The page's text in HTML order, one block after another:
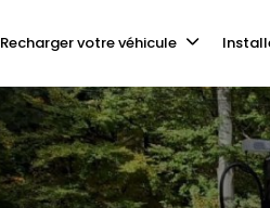
Recharger votre véhicule